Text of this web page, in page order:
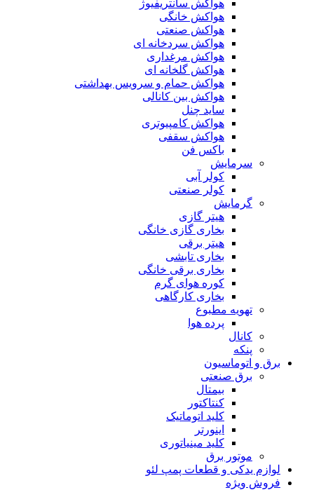
هواکش سانتریفیوژ
هواکش خانگی
هواکش صنعتی
هواکش سردخانه ای
هواکش مرغداری
هواکش گلخانه ای
هواکش حمام و سرویس بهداشتی
هواکش بین کانالی
ساید چنل
هواکش کامپیوتری
هواکش سقفی
باکس فن
سرمایش
کولر آبی
کولر صنعتی
گرمایش
هیتر گازی
بخاری گازی خانگی
هیتر برقی
بخاری تابشی
بخاری برقی خانگی
کوره هوای گرم
بخاری کارگاهی
تهویه مطبوع
پرده هوا
کانال
پنکه
برق و اتوماسیون
برق صنعتی
بیمتال
کنتاکتور
کلید اتوماتیک
اینورتر
کلید مینیاتوری
موتور برق
لوازم یدکی و قطعات پمپ لئو
فروش ویژه